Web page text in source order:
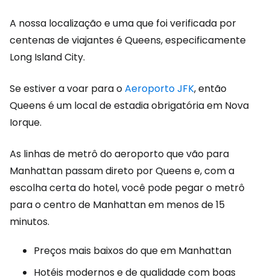
A nossa localização e uma que foi verificada por
centenas de viajantes é Queens, especificamente
Long Island City.
Se estiver a voar para oAeroporto JFK, então
Queens é um local de estadia obrigatória em Nova
Iorque.
As linhas de metrô do aeroporto que vão para
Manhattan passam direto por Queens e, com a
escolha certa do hotel, você pode pegar o metrô
para o centro de Manhattan em menos de 15
minutos.
Preços mais baixos do que em Manhattan
Hotéis modernos e de qualidade com boas